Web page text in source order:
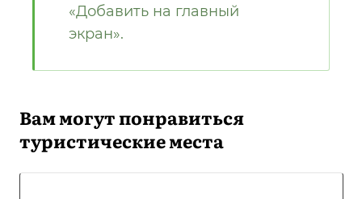
«Добавить на главный
экран».
Вам могут понравиться
туристические места